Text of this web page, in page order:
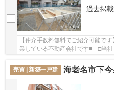
過去掲
【仲介手数料無料でご紹介可能で
業している不動産会社です■ □当社
3丁目 新築戸建て 全3棟 【仲介
売買 | 新築一戸建
海老名市下今泉3丁目 新